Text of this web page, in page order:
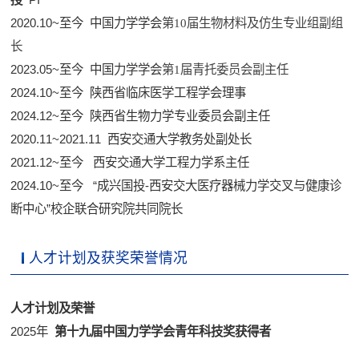
2020.10~至今 中国力学学会第10届生物材料及仿生专业组副组
长
2023.05~至今 中国力学学会第1届青托委员会副主任
2024.10~至今 陕西省临床医学工程学会理事
2024.12~至今 陕西省生物力学专业委员会副主任
2020.11~2021.11 西安交通大学教务处副处长
2021.12~至今 西安交通大学工程力学系主任
2024.10~至今 “成兴国投-西安交大医疗器械力学交叉与健康诊
断中心”校企联合研究院共同院长
人才计划及获奖荣誉情况
人才计划及荣誉
2025年第十九届中国力学学会青年科技奖获得者